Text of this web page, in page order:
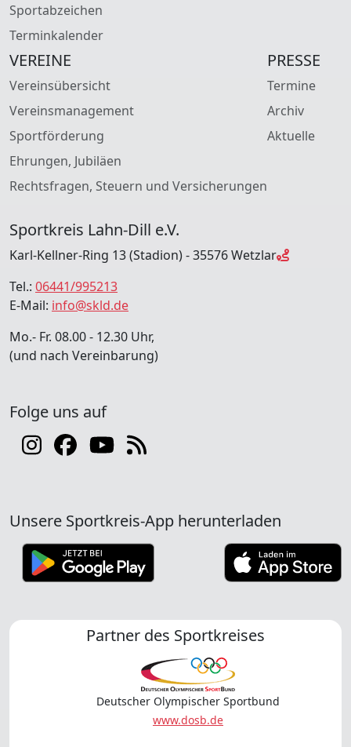
Sportabzeichen
Terminkalender
VEREINE
Vereinsübersicht
Vereinsmanagement
Sportförderung
Ehrungen, Jubiläen
Rechtsfragen, Steuern und Versicherungen
PRESSE
Termine
Archiv
Aktuelle
Sportkreis Lahn-Dill e.V.
Karl-Kellner-Ring 13 (Stadion) - 35576 Wetzlar
Tel.: 06441/995213
E-Mail: info@skld.de
Mo.- Fr. 08.00 - 12.30 Uhr,
(und nach Vereinbarung)
Folge uns auf
Unsere Sportkreis-App herunterladen
Partner des Sportkreises
Deutscher Olympischer Sportbund
www.dosb.de